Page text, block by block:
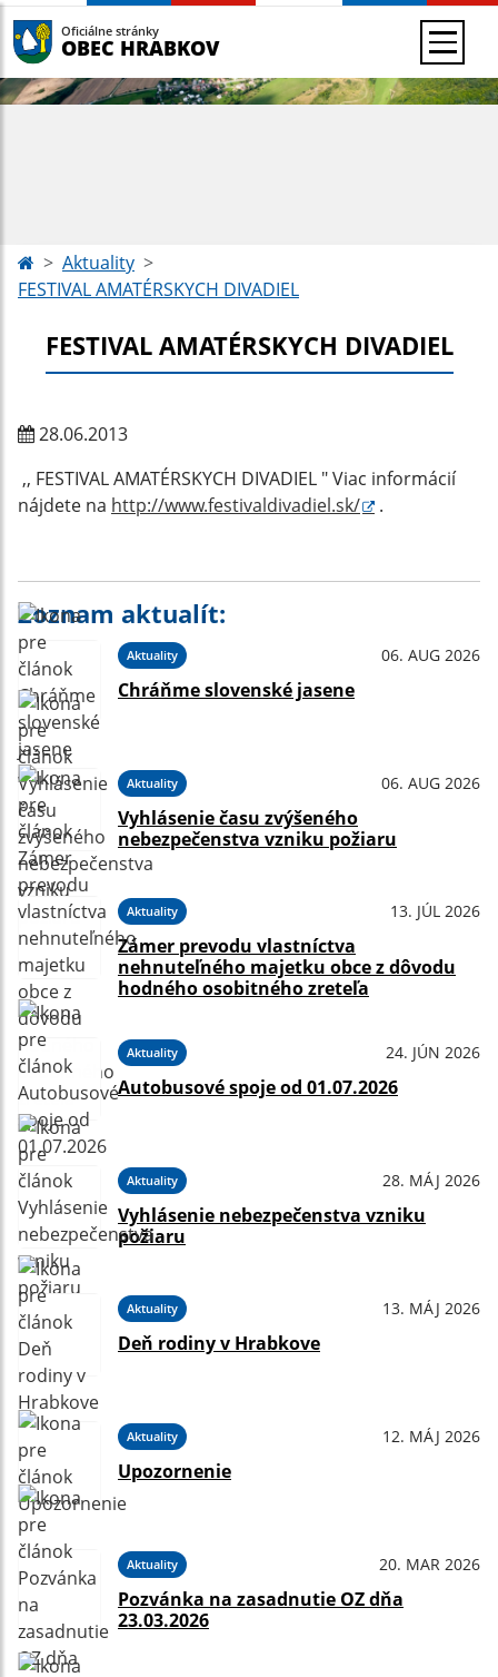
Oficiálne stránky
OBEC HRABKOV
Aktuality
FESTIVAL AMATÉRSKYCH DIVADIEL
FESTIVAL AMATÉRSKYCH DIVADIEL
28.06.2013
,, FESTIVAL AMATÉRSKYCH DIVADIEL " Viac informácií
nájdete na http://www.festivaldivadiel.sk/ .
Zoznam aktualít:
Aktuality 06. AUG 2026
Chráňme slovenské jasene
Aktuality 06. AUG 2026
Vyhlásenie času zvýšeného
nebezpečenstva vzniku požiaru
Aktuality 13. JÚL 2026
Zámer prevodu vlastníctva
nehnuteľného majetku obce z dôvodu
hodného osobitného zreteľa
Aktuality 24. JÚN 2026
Autobusové spoje od 01.07.2026
Aktuality 28. MÁJ 2026
Vyhlásenie nebezpečenstva vzniku
požiaru
Aktuality 13. MÁJ 2026
Deň rodiny v Hrabkove
Aktuality 12. MÁJ 2026
Upozornenie
Aktuality 20. MAR 2026
Pozvánka na zasadnutie OZ dňa
23.03.2026